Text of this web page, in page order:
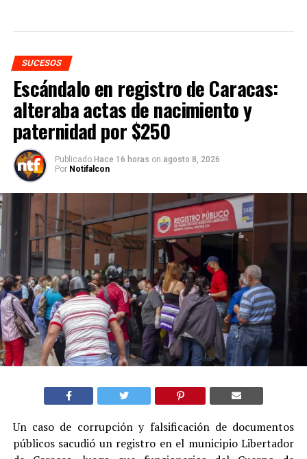
SUCESOS
Escándalo en registro de Caracas:
alteraba actas de nacimiento y
paternidad por $250
Publicado Hace 16 horas on agosto 8, 2026
Por Notifalcon
Un caso de corrupción y falsificación de documentos
públicos sacudió un registro en el municipio Libertador